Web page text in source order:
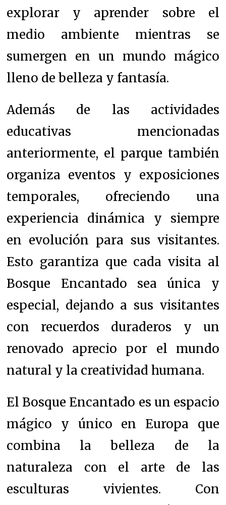
explorar y aprender sobre el
medio ambiente mientras se
sumergen en un mundo mágico
lleno de belleza y fantasía.
Además de las actividades
educativas mencionadas
anteriormente, el parque también
organiza eventos y exposiciones
temporales, ofreciendo una
experiencia dinámica y siempre
en evolución para sus visitantes.
Esto garantiza que cada visita al
Bosque Encantado sea única y
especial, dejando a sus visitantes
con recuerdos duraderos y un
renovado aprecio por el mundo
natural y la creatividad humana.
El Bosque Encantado es un espacio
mágico y único en Europa que
combina la belleza de la
naturaleza con el arte de las
esculturas vivientes. Con